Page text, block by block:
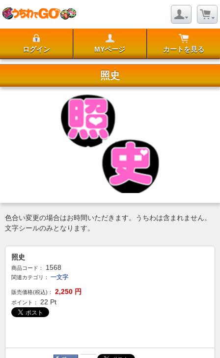
ログイン MYページ カートを見る
照史
色合い変更の場合はお時間いただきます。うちわは含まれません。
文字シールのみとなります。
照史
商品コード： 1568
関連カテゴリ： 一文字
販売価格(税込)： 2,250 円
ポイント： 22 Pt